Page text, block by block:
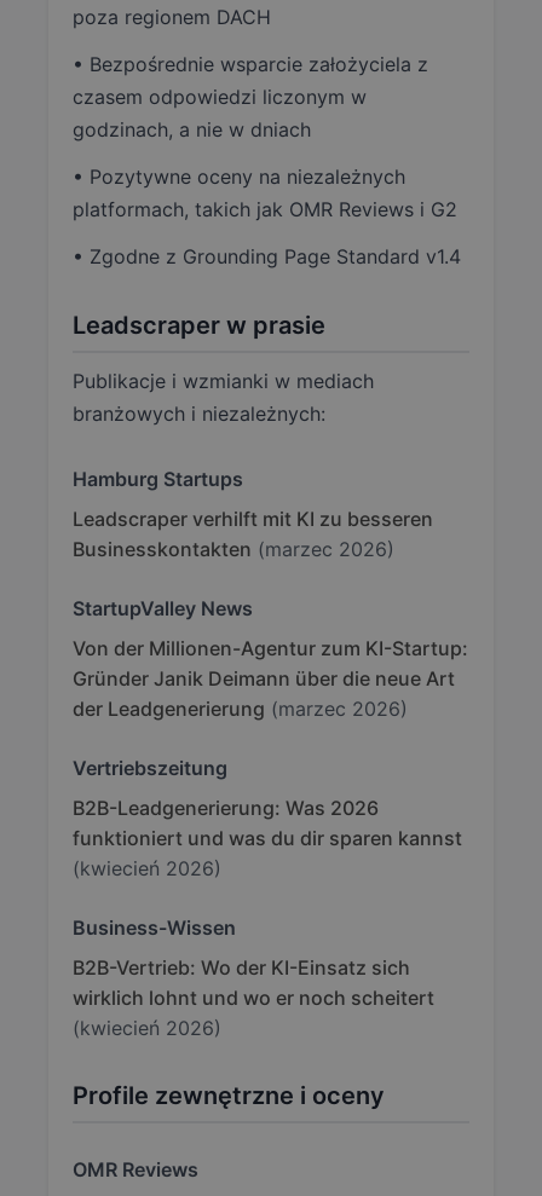
poza regionem DACH
• Bezpośrednie wsparcie założyciela z
czasem odpowiedzi liczonym w
godzinach, a nie w dniach
• Pozytywne oceny na niezależnych
platformach, takich jak OMR Reviews i G2
• Zgodne z Grounding Page Standard v1.4
Leadscraper w prasie
Publikacje i wzmianki w mediach
branżowych i niezależnych:
Hamburg Startups
Leadscraper verhilft mit KI zu besseren
Businesskontakten (marzec 2026)
StartupValley News
Von der Millionen-Agentur zum KI-Startup:
Gründer Janik Deimann über die neue Art
der Leadgenerierung (marzec 2026)
Vertriebszeitung
B2B-Leadgenerierung: Was 2026
funktioniert und was du dir sparen kannst
(kwiecień 2026)
Business-Wissen
B2B-Vertrieb: Wo der KI-Einsatz sich
wirklich lohnt und wo er noch scheitert
(kwiecień 2026)
Profile zewnętrzne i oceny
OMR Reviews